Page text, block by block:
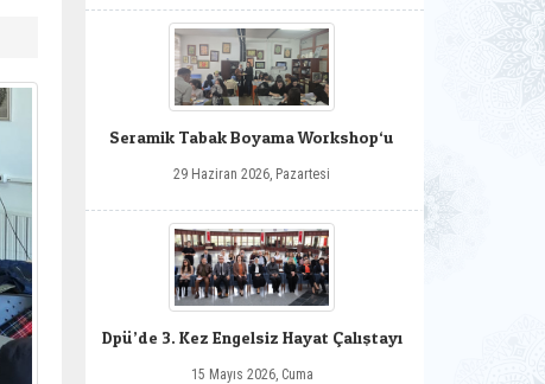
Seramik Tabak Boyama Workshop‘u
29 Haziran 2026, Pazartesi
Dpü’de 3. Kez Engelsiz Hayat Çalıştayı
15 Mayıs 2026, Cuma